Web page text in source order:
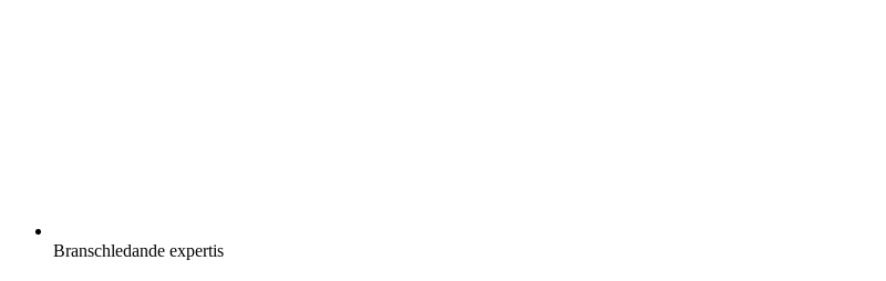
Branschledande expertis